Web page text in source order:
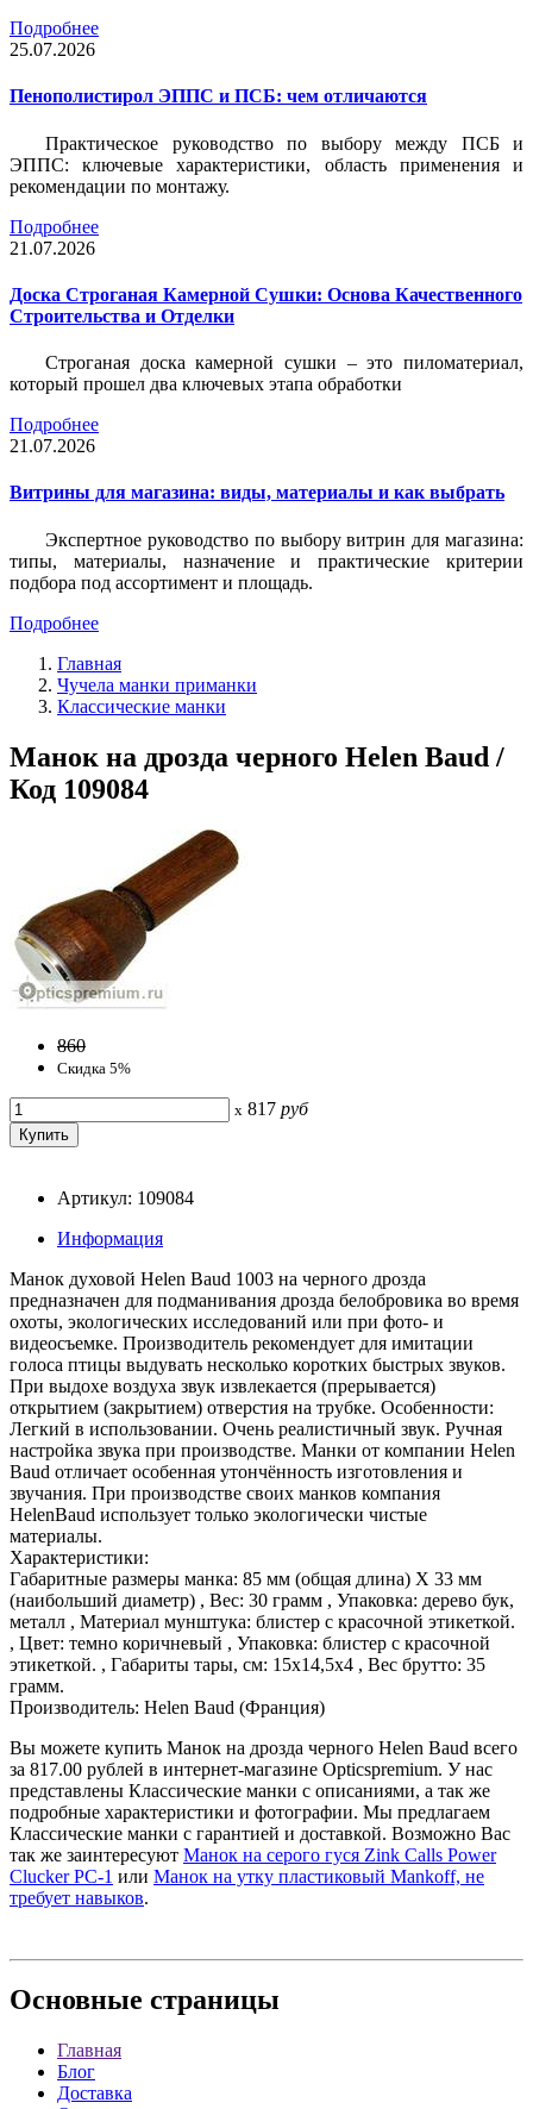
Подробнее
25.07.2026
Пенополистирол ЭППС и ПСБ: чем отличаются
Практическое руководство по выбору между ПСБ и
ЭППС: ключевые характеристики, область применения и
рекомендации по монтажу.
Подробнее
21.07.2026
Доска Строганая Камерной Сушки: Основа Качественного
Строительства и Отделки
Строганая доска камерной сушки – это пиломатериал,
который прошел два ключевых этапа обработки
Подробнее
21.07.2026
Витрины для магазина: виды, материалы и как выбрать
Экспертное руководство по выбору витрин для магазина:
типы, материалы, назначение и практические критерии
подбора под ассортимент и площадь.
Подробнее
Главная
Чучела манки приманки
Классические манки
Манок на дрозда черного Helen Baud /
Код 109084
860
Скидка 5%
x 817 руб
Артикул: 109084
Информация
Манок духовой Helen Baud 1003 на черного дрозда
предназначен для подманивания дрозда белобровика во время
охоты, экологических исследований или при фото- и
видеосъемке. Производитель рекомендует для имитации
голоса птицы выдувать несколько коротких быстрых звуков.
При выдохе воздуха звук извлекается (прерывается)
открытием (закрытием) отверстия на трубке. Особенности:
Легкий в использовании. Очень реалистичный звук. Ручная
настройка звука при производстве. Манки от компании Helen
Baud отличает особенная утончённость изготовления и
звучания. При производстве своих манков компания
HelenBaud использует только экологически чистые
материалы.
Характеристики:
Габаритные размеры манка: 85 мм (общая длина) Х 33 мм
(наибольший диаметр) , Вес: 30 грамм , Упаковка: дерево бук,
металл , Материал мунштука: блистер с красочной этикеткой.
, Цвет: темно коричневый , Упаковка: блистер с красочной
этикеткой. , Габариты тары, см: 15х14,5х4 , Вес брутто: 35
грамм.
Производитель: Helen Baud (Франция)
Вы можете купить Манок на дрозда черного Helen Baud всего
за 817.00 рублей в интернет-магазине Opticspremium. У нас
представлены Классические манки с описаниями, а так же
подробные характеристики и фотографии. Мы предлагаем
Классические манки с гарантией и доставкой. Возможно Вас
так же заинтересуют Манок на серого гуся Zink Calls Power
Clucker PC-1 или Манок на утку пластиковый Mankoff, не
требует навыков.
Основные страницы
Главная
Блог
Доставка